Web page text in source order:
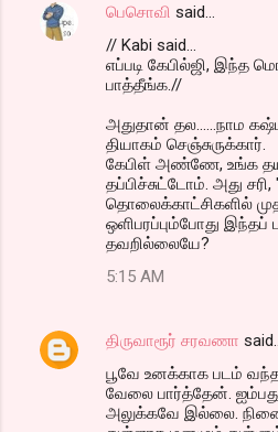
பெசொவி said…
// Kabi said...
எப்படி கேபில்ஜி, இந்த
பாத்தீங்க.//
அதுதான் தல......நாம
தியாகம் செஞ்சுருக்கார்.
கேபிள் அண்ணே, உங்க
தப்பிச்சுட்டோம். அது
தொலைக்காட்சிகளில்
ஒளிபரப்பும்போது இந்தப்
தவறில்லையே?
5:15 AM
திருவாரூர் சரவணா said…
பூவே உனக்காக படம்
வேலை பார்த்தேன். ஐம்பது
அலுக்கவே இல்லை.